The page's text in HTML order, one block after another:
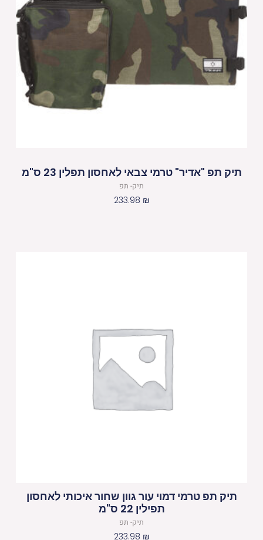
תיק תפ "אדיר" טרמי צבאי לאחסון תפלין 23 ס"מ
תיק- תפ
233.98 ₪
תיק תפ טרמי דמוי עור גוון שחור איכותי לאחסון
תפילין 22 ס"מ
תיק- תפ
233.98 ₪